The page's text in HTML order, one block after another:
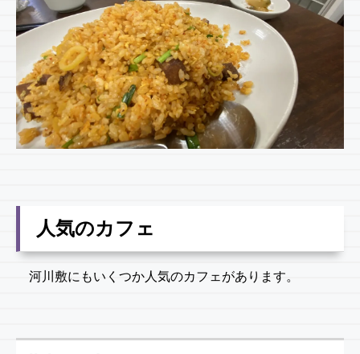
人気のカフェ
河川敷にもいくつか人気のカフェがあります。